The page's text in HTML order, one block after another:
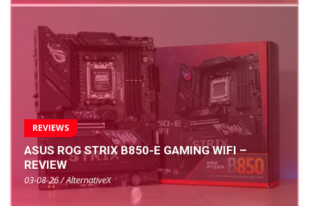
REVIEWS
ASUS ROG STRIX B850-E GAMING WIFI –
REVIEW
03-08-26 / AlternativeX